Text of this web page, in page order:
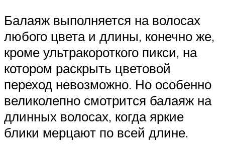
Балаяж выполняется на волосах
любого цвета и длины, конечно же,
кроме ультракороткого пикси, на
котором раскрыть цветовой
переход невозможно. Но особенно
великолепно смотрится балаяж на
длинных волосах, когда яркие
блики мерцают по всей длине.